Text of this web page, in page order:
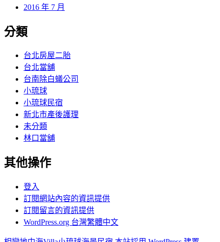
2016 年 7 月
分類
台北房屋二胎
台北當舖
台南除白蟻公司
小琉球
小琉球民宿
新北市產後護理
未分類
林口當舖
其他操作
登入
訂閱網站內容的資訊提供
訂閱留言的資訊提供
WordPress.org 台灣繁體中文